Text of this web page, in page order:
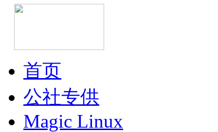
首页
公社专供
Magic Linux